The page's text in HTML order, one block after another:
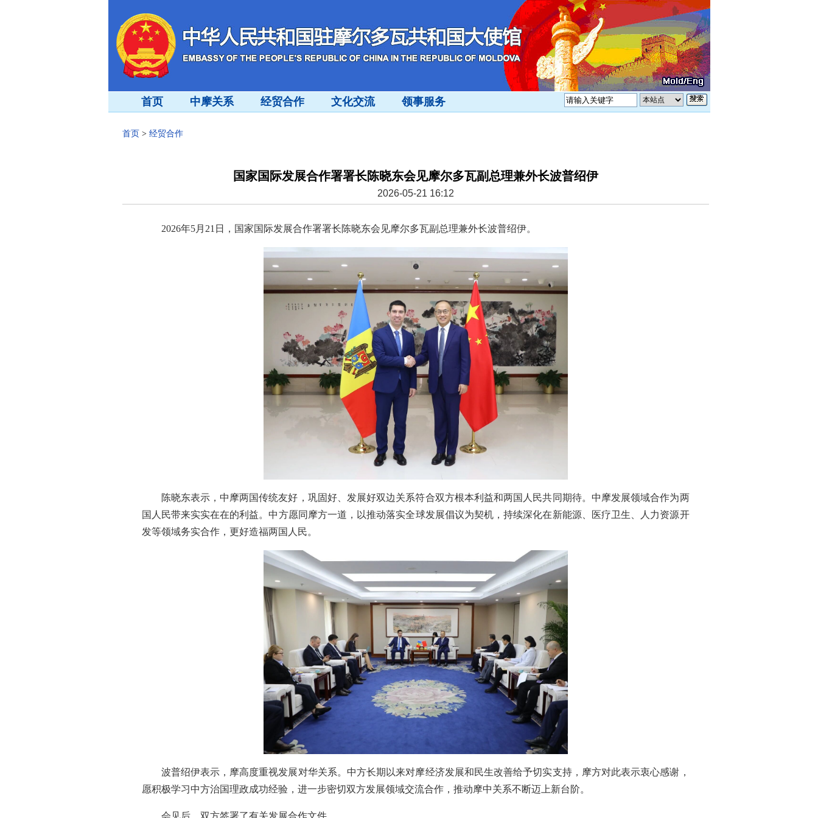
首页 中摩关系 经贸合作 文化交流 领事服务
首页 > 经贸合作
国家国际发展合作署署长陈晓东会见摩尔多瓦副总理兼外长波普绍伊
2026-05-21 16:12
2026年5月21日，国家国际发展合作署署长陈晓东会见摩尔多瓦副总理兼外长波普绍伊。
陈晓东表示，中摩两国传统友好，巩固好、发展好双边关系符合双方根本利益和两国人民共同期待。中摩发展领域合作为两
国人民带来实实在在的利益。中方愿同摩方一道，以推动落实全球发展倡议为契机，持续深化在新能源、医疗卫生、人力资源开
发等领域务实合作，更好造福两国人民。
波普绍伊表示，摩高度重视发展对华关系。中方长期以来对摩经济发展和民生改善给予切实支持，摩方对此表示衷心感谢，
愿积极学习中方治国理政成功经验，进一步密切双方发展领域交流合作，推动摩中关系不断迈上新台阶。
会见后，双方签署了有关发展合作文件。